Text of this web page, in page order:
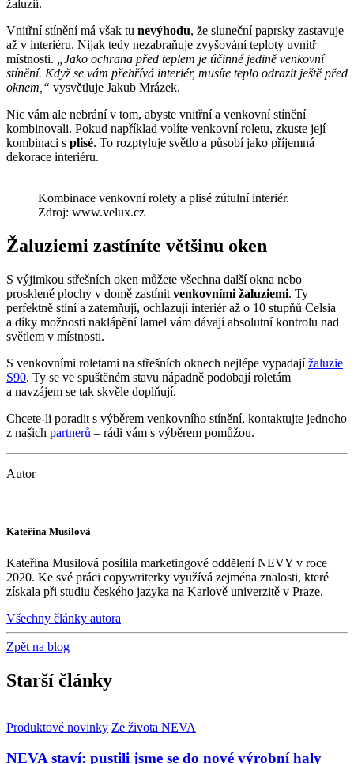
žaluzií.
Vnitřní stínění má však tu nevýhodu, že sluneční paprsky zastavuje
až v interiéru. Nijak tedy nezabraňuje zvyšování teploty uvnitř
místnosti. „Jako ochrana před teplem je účinné jedině venkovní
stínění. Když se vám přehřívá interiér, musíte teplo odrazit ještě před
oknem,“ vysvětluje Jakub Mrázek.
Nic vám ale nebrání v tom, abyste vnitřní a venkovní stínění
kombinovali. Pokud například volíte venkovní roletu, zkuste její
kombinaci s plisé. To rozptyluje světlo a působí jako příjemná
dekorace interiéru.
Kombinace venkovní rolety a plisé zútulní interiér.
Zdroj: www.velux.cz
Žaluziemi zastíníte většinu oken
S výjimkou střešních oken můžete všechna další okna nebo
prosklené plochy v domě zastínit venkovními žaluziemi. Ty
perfektně stíní a zatemňují, ochlazují interiér až o 10 stupňů Celsia
a díky možnosti naklápění lamel vám dávají absolutní kontrolu nad
světlem v místnosti.
S venkovními roletami na střešních oknech nejlépe vypadajížaluzie
S90. Ty se ve spuštěném stavu nápadně podobají roletám
a navzájem se tak skvěle doplňují.
Chcete-li poradit s výběrem venkovního stínění, kontaktujte jednoho
z našich partnerů – rádi vám s výběrem pomůžou.
Autor
Kateřina Musilová
Kateřina Musilová posílila marketingové oddělení NEVY v roce
2020. Ke své práci copywriterky využívá zejména znalosti, které
získala při studiu českého jazyka na Karlově univerzitě v Praze.
Všechny články autora
Zpět na blog
Starší články
Produktové novinky Ze života NEVA
NEVA staví: pustili jsme se do nové výrobní haly